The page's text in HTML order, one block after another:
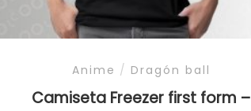
Anime / Dragón ball
Camiseta Freezer first form –